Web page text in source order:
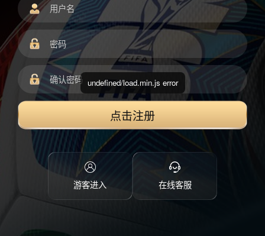
点击注册
游客进入 在线客服
undefined/load.min.js error